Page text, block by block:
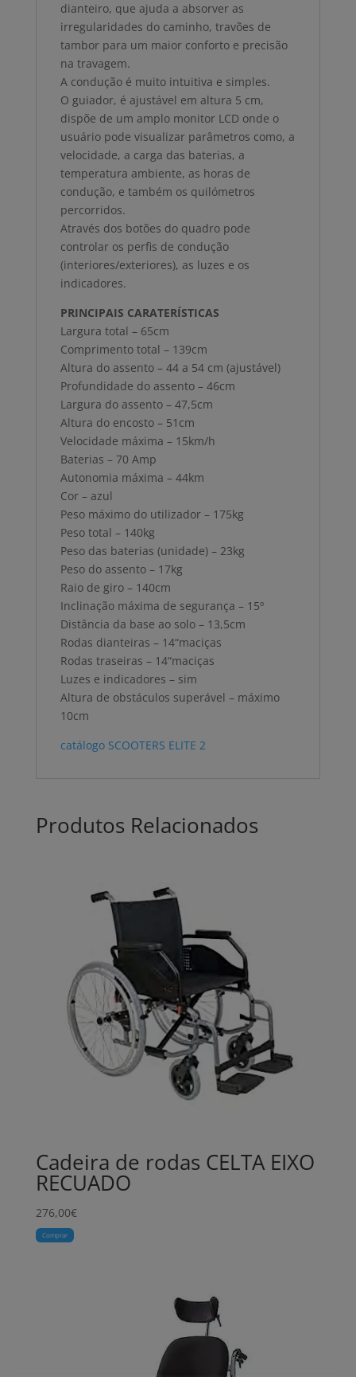
dianteiro, que ajuda a absorver as
irregularidades do caminho, travões de
tambor para um maior conforto e precisão
na travagem.
A condução é muito intuitiva e simples.
O guiador, é ajustável em altura 5 cm,
dispõe de um amplo monitor LCD onde o
usuário pode visualizar parâmetros como, a
velocidade, a carga das baterias, a
temperatura ambiente, as horas de
condução, e também os quilómetros
percorridos.
Através dos botões do quadro pode
controlar os perfis de condução
(interiores/exteriores), as luzes e os
indicadores.
PRINCIPAIS CARATERÍSTICAS
Largura total – 65cm
Comprimento total – 139cm
Altura do assento – 44 a 54 cm (ajustável)
Profundidade do assento – 46cm
Largura do assento – 47,5cm
Altura do encosto – 51cm
Velocidade máxima – 15km/h
Baterias – 70 Amp
Autonomia máxima – 44km
Cor – azul
Peso máximo do utilizador – 175kg
Peso total – 140kg
Peso das baterias (unidade) – 23kg
Peso do assento – 17kg
Raio de giro – 140cm
Inclinação máxima de segurança – 15º
Distância da base ao solo – 13,5cm
Rodas dianteiras – 14“maciças
Rodas traseiras – 14“maciças
Luzes e indicadores – sim
Altura de obstáculos superável – máximo
10cm
catálogo SCOOTERS ELITE 2
Produtos Relacionados
Cadeira de rodas CELTA EIXO
RECUADO
276,00€
Comprar